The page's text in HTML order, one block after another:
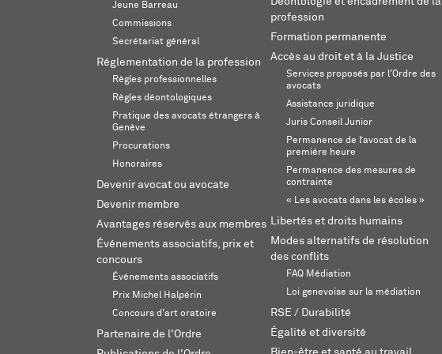
Jeune Barreau
Commissions
Secrétariat général
Réglementation de la profession
Règles professionnelles
Règles déontologiques
Pratique des avocats étrangers à
Genève
Procurations
Honoraires
Devenir avocat ou avocate
Devenir membre
Avantages réservés aux membres
Événements associatifs, prix et
concours
Événements associatifs
Prix Michel Halpérin
Concours d'art oratoire
Partenaire de l'Ordre
profession
Formation permanente
Accès au droit et à la Justice
Services proposés par l'Ordre des
avocats
Assistance juridique
Juris Conseil Junior
Permanence de l’avocat de la
première heure
Permanence des mesures de
contrainte
« Les avocats dans les écoles »
Libertés et droits humains
Modes alternatifs de résolution
des conflits
FAQ Médiation
Loi genevoise sur la médiation
RSE / Durabilité
Égalité et diversité